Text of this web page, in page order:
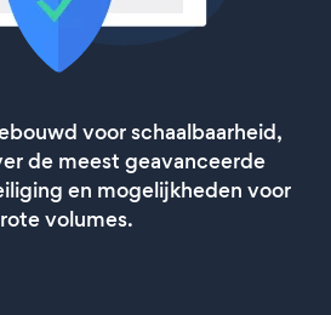
voor schaalbaarheid,
de meest geavanceerde
en mogelijkheden voor
volumes.